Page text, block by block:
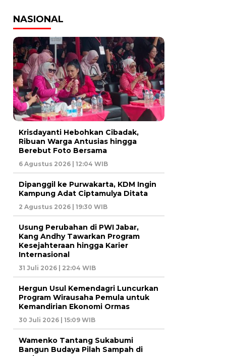
NASIONAL
Krisdayanti Hebohkan Cibadak,
Ribuan Warga Antusias hingga
Berebut Foto Bersama
6 Agustus 2026 | 12:04 WIB
Dipanggil ke Purwakarta, KDM Ingin
Kampung Adat Ciptamulya Ditata
2 Agustus 2026 | 19:30 WIB
Usung Perubahan di PWI Jabar,
Kang Andhy Tawarkan Program
Kesejahteraan hingga Karier
Internasional
31 Juli 2026 | 22:04 WIB
Hergun Usul Kemendagri Luncurkan
Program Wirausaha Pemula untuk
Kemandirian Ekonomi Ormas
30 Juli 2026 | 15:09 WIB
Wamenko Tantang Sukabumi
Bangun Budaya Pilah Sampah di